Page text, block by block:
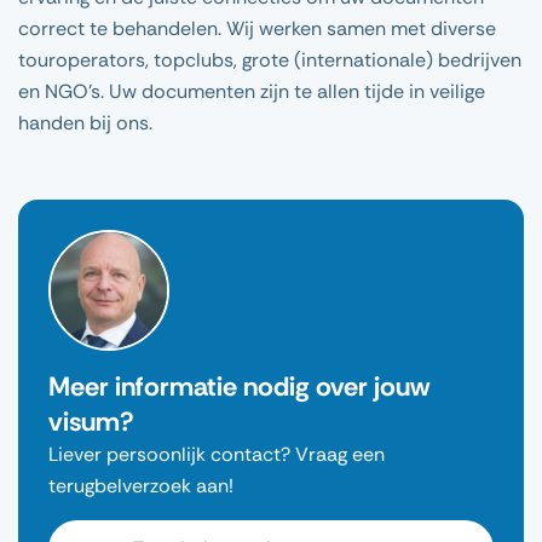
correct te behandelen. Wij werken samen met diverse
touroperators, topclubs, grote (internationale) bedrijven
en NGO’s. Uw documenten zijn te allen tijde in veilige
handen bij ons.
Meer informatie nodig over jouw
visum?
Liever persoonlijk contact? Vraag een
terugbelverzoek aan!